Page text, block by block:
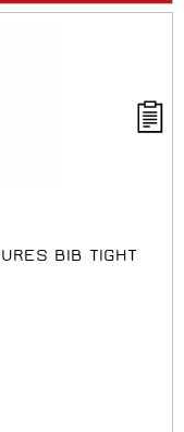
BIB TIGHT